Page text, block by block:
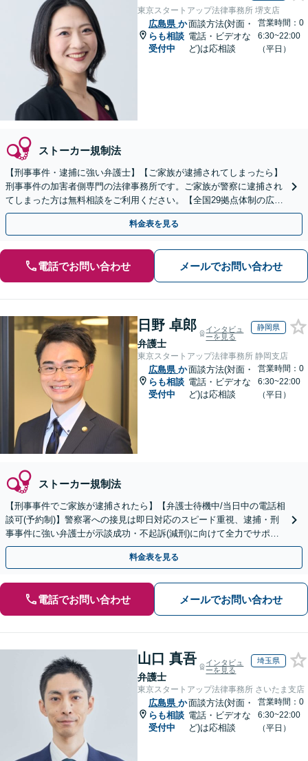
東京スタートアップ法律事務所 堺支店
広島県 か
らも相談
受付中
面談方法(対面・
電話・ビデオな
ど)は応相談
営業時間：0
6:30~22:00
（平日）
ストーカー規制法
【刑事事件・逮捕に強い弁護士】【ご家族が逮捕されてしまったら】
刑事事件の加害者側専門の法律事務所です。ご家族が警察に逮捕され
てしまった方は無料相談をご利用ください。【全国29拠点体制の広域
対応】【弁護士待機中/当日中の電話相談可(予約制)】
料金表を見る
電話でお問い合わせ メールでお問い合わせ
日野 卓郎
弁護士
インタビュ
ーを見る
静岡県
東京スタートアップ法律事務所 静岡支店
広島県 か
らも相談
受付中
面談方法(対面・
電話・ビデオな
ど)は応相談
営業時間：0
6:30~22:00
（平日）
ストーカー規制法
【刑事事件でご家族が逮捕されたら】【弁護士待機中/当日中の電話相
談可(予約制)】警察署への接見は即日対応のスピード重視、逮捕・刑
事事件に強い弁護士が示談成功・不起訴(減刑)に向けて全力でサポー
トします。【加害者側の相談専門】
料金表を見る
電話でお問い合わせ メールでお問い合わせ
山口 真吾
弁護士
インタビュ
ーを見る
埼玉県
東京スタートアップ法律事務所 さいたま支店
広島県 か
らも相談
受付中
面談方法(対面・
電話・ビデオな
ど)は応相談
営業時間：0
6:30~22:00
（平日）